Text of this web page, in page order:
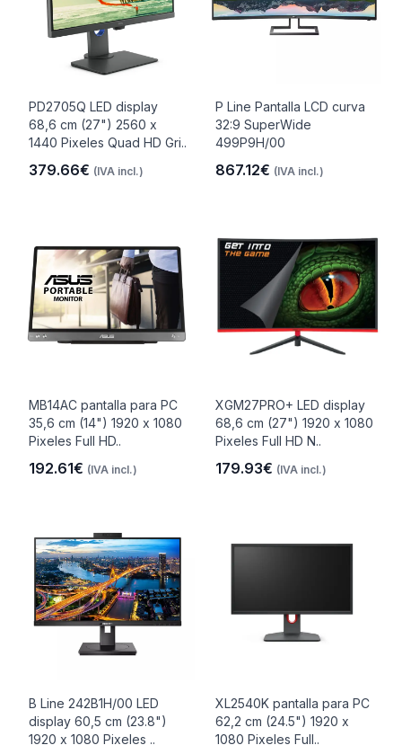
PD2705Q LED display
68,6 cm (27") 2560 x
1440 Pixeles Quad HD Gri..
379.66€ (IVA incl.)
P Line Pantalla LCD curva
32:9 SuperWide
499P9H/00
867.12€ (IVA incl.)
MB14AC pantalla para PC
35,6 cm (14") 1920 x 1080
Pixeles Full HD..
192.61€ (IVA incl.)
XGM27PRO+ LED display
68,6 cm (27") 1920 x 1080
Pixeles Full HD N..
179.93€ (IVA incl.)
B Line 242B1H/00 LED
display 60,5 cm (23.8")
1920 x 1080 Pixeles ..
XL2540K pantalla para PC
62,2 cm (24.5") 1920 x
1080 Pixeles Full..